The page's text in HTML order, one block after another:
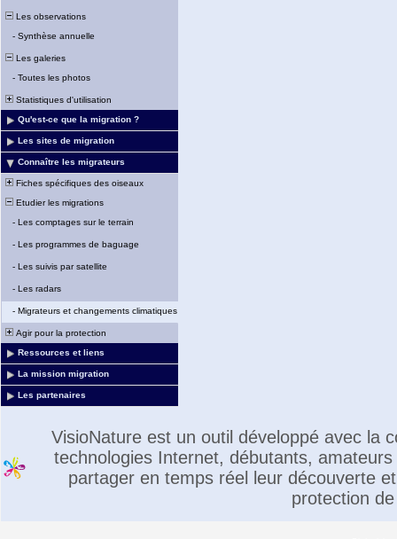
Les observations
- Synthèse annuelle
Les galeries
- Toutes les photos
Statistiques d'utilisation
Qu'est-ce que la migration ?
Les sites de migration
Connaître les migrateurs
Fiches spécifiques des oiseaux
Etudier les migrations
- Les comptages sur le terrain
- Les programmes de baguage
- Les suivis par satellite
- Les radars
- Migrateurs et changements climatiques
Agir pour la protection
Ressources et liens
La mission migration
Les partenaires
VisioNature est un outil développé avec la
technologies Internet, débutants,
partager en temps réel leur découverte
protection